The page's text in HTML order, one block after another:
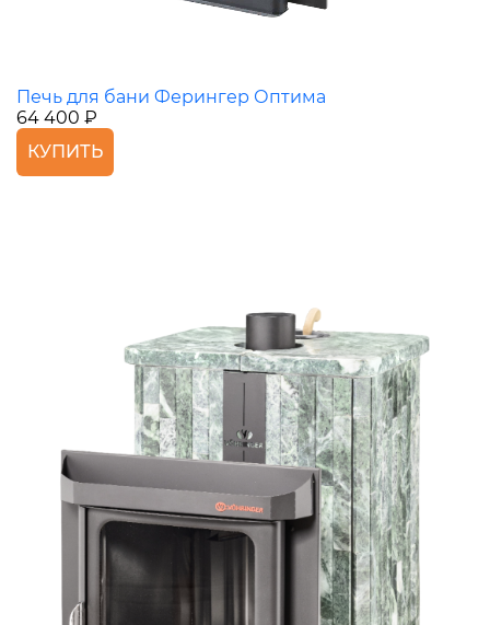
Печь для бани Ферингер Оптима
64 400 ₽
КУПИТЬ